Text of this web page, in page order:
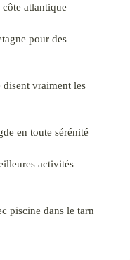
côte atlantique
pour des
disent vraiment les
en toute sérénité
activités
piscine dans le tarn